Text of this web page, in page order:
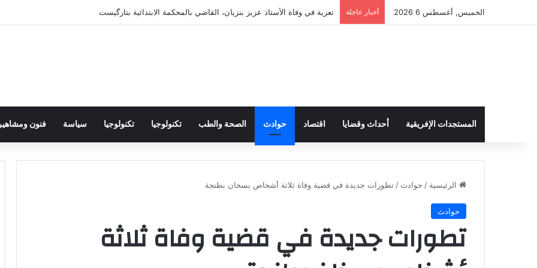
الخميس, أغسطس 6 2026 أخبار عاجلة تعزية في وفاة الأستاذ عزيز بنزيان، القاضي بالمحكمة الابتدائية بتارگيست
المستجدات الإفريقية أحداث وقضايا اقتصاد حوادث الصحة والطب تكنولوجيا تكنولوجيا سياسة فنون ومشاهير
الرئيسية / حوادث /تطورات جديدة في قضية وفاة ثلاثة أشخاص بسخان بطنجة
حوادث
تطورات جديدة في قضية وفاة ثلاثة